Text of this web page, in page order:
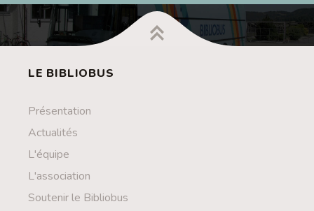
LE BIBLIOBUS
Présentation
Actualités
L'équipe
L'association
Soutenir le Bibliobus